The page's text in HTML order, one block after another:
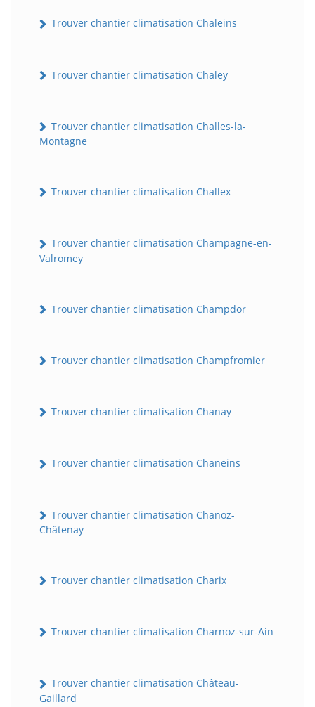
Trouver chantier climatisation Chaleins
Trouver chantier climatisation Chaley
Trouver chantier climatisation Challes-la-
Montagne
Trouver chantier climatisation Challex
Trouver chantier climatisation Champagne-en-
Valromey
Trouver chantier climatisation Champdor
Trouver chantier climatisation Champfromier
Trouver chantier climatisation Chanay
Trouver chantier climatisation Chaneins
Trouver chantier climatisation Chanoz-
Châtenay
Trouver chantier climatisation Charix
Trouver chantier climatisation Charnoz-sur-Ain
Trouver chantier climatisation Château-
Gaillard